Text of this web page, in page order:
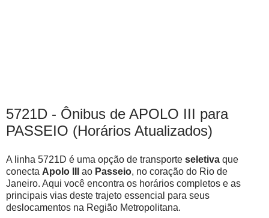
5721D - Ônibus de APOLO III para
PASSEIO (Horários Atualizados)
A linha 5721D é uma opção de transporte seletiva que
conecta Apolo III ao Passeio, no coração do Rio de
Janeiro. Aqui você encontra os horários completos e as
principais vias deste trajeto essencial para seus
deslocamentos na Região Metropolitana.